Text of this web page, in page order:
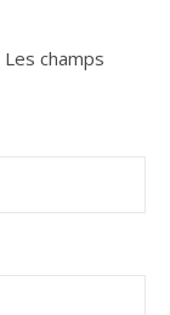
Les champs